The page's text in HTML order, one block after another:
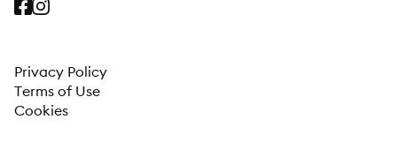
Privacy Policy
Terms of Use
Cookies